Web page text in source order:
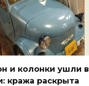
и колонки ушли в
кража раскрыта